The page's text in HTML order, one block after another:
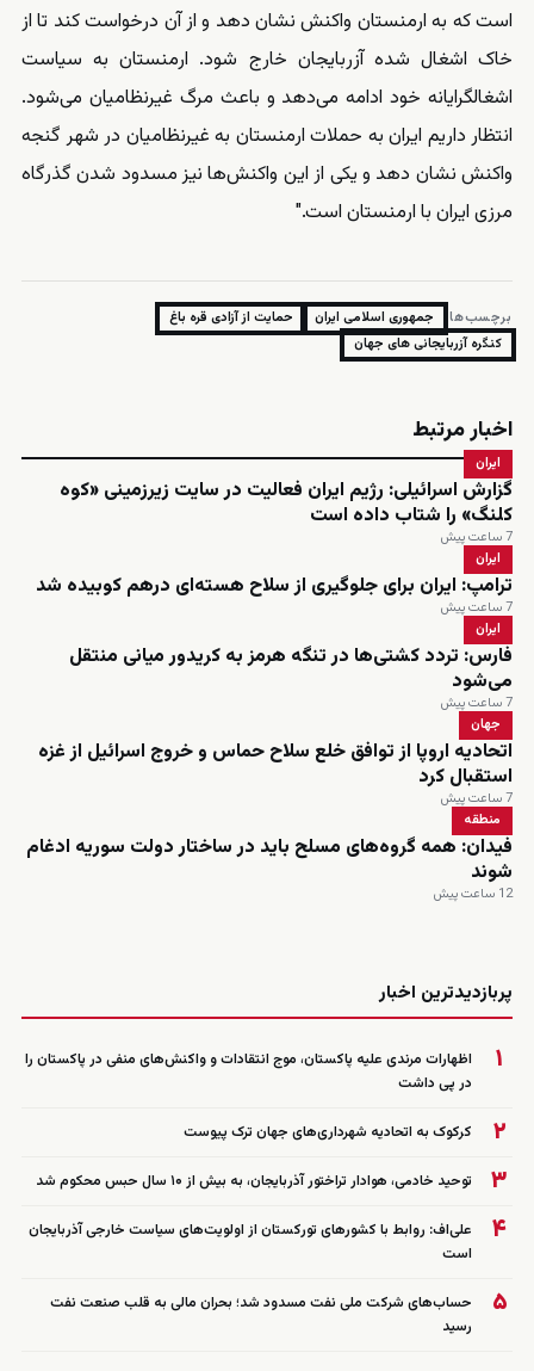
است که به ارمنستان واکنش نشان دهد و از آن درخواست کند تا از
خاک اشغال شده آزربایجان خارج شود. ارمنستان به سیاست
اشغالگرایانه خود ادامه می‌دهد و باعث مرگ غیرنظامیان می‌شود.
انتظار داریم ایران به حملات ارمنستان به غیرنظامیان در شهر گنجه
واکنش نشان دهد و یکی از این واکنش‌ها نیز مسدود شدن گذرگاه
مرزی ایران با ارمنستان است."
برچسب‌ها: جمهوری اسلامی ایران
حمایت از آزادی قره باغ
کنگره آزربایجانی های جهان
اخبار مرتبط
ایران
گزارش اسرائیلی: رژیم ایران فعالیت در سایت زیرزمینی «کوه
کلنگ» را شتاب داده است
7 ساعت پیش
ایران
ترامپ: ایران برای جلوگیری از سلاح هسته‌ای درهم کوبیده شد
7 ساعت پیش
ایران
فارس: تردد کشتی‌ها در تنگه هرمز به کریدور میانی منتقل
می‌شود
7 ساعت پیش
جهان
اتحادیه اروپا از توافق خلع سلاح حماس و خروج اسرائیل از غزه
استقبال کرد
7 ساعت پیش
منطقه
فیدان: همه گروه‌های مسلح باید در ساختار دولت سوریه ادغام
شوند
12 ساعت پیش
پربازدیدترین اخبار
۱
اظهارات مرندی علیه پاکستان، موج انتقادات و واکنش‌های منفی در پاکستان را
در پی داشت
۲ کرکوک به اتحادیه شهرداری‌های جهان ترک پیوست
۳ توحید خادمی، هوادار تراختور آذربایجان، به بیش از ۱۰ سال حبس محکوم شد
۴
علی‌اف: روابط با کشورهای تورکستان از اولویت‌های سیاست خارجی آذربایجان
است
۵
حساب‌های شرکت ملی نفت مسدود شد؛ بحران مالی به قلب صنعت نفت
رسید